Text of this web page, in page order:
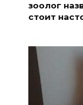
зоолог
стоит